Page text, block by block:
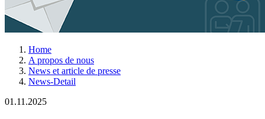
Home
A propos de nous
News et article de presse
News-Detail
01.11.2025